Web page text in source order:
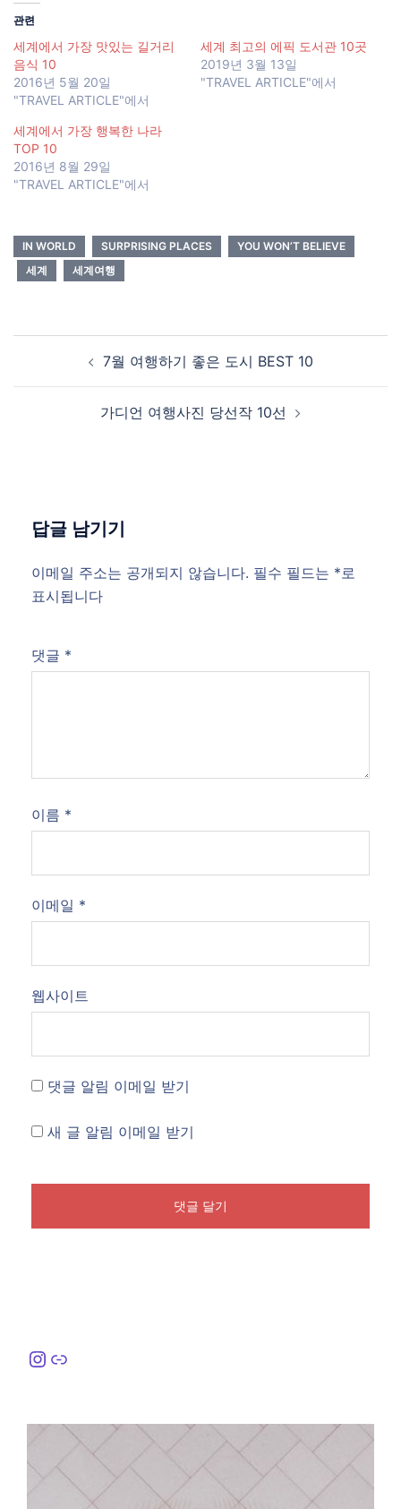
관련
세계에서 가장 맛있는 길거리
음식 10
2016년 5월 20일
"TRAVEL ARTICLE"에서
세계 최고의 에픽 도서관 10곳
2019년 3월 13일
"TRAVEL ARTICLE"에서
세계에서 가장 행복한 나라
TOP 10
2016년 8월 29일
"TRAVEL ARTICLE"에서
IN WORLD SURPRISING PLACES
YOU WON’T BELIEVE
세계
세계여행
navigation7월 여행하기 좋은 도시 BEST 10
가디언 여행사진 당선작 10선
답글 남기기
이메일 주소는 공개되지 않습니다. 필수 필드는 * 로
표시됩니다
댓글 *
이름 *
이메일 *
웹사이트
댓글 알림 이메일 받기
새 글 알림 이메일 받기
Instagram
링크